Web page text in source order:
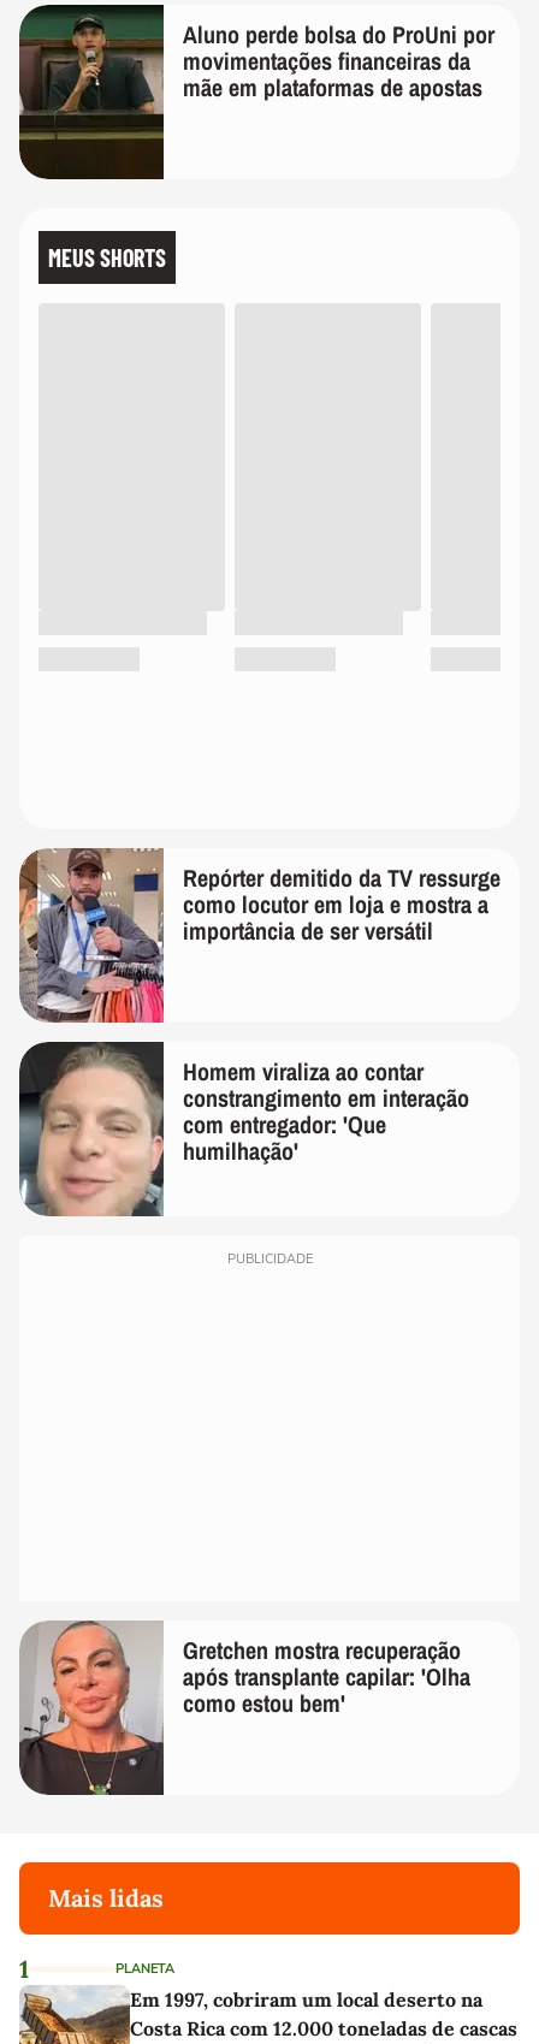
Aluno perde bolsa do ProUni por
movimentações financeiras da
mãe em plataformas de apostas
MEUS SHORTS
Repórter demitido da TV ressurge
como locutor em loja e mostra a
importância de ser versátil
Homem viraliza ao contar
constrangimento em interação
com entregador: 'Que
humilhação'
PUBLICIDADE
Gretchen mostra recuperação
após transplante capilar: 'Olha
como estou bem'
Mais lidas
1 PLANETA
Em 1997, cobriram um local deserto na
Costa Rica com 12.000 toneladas de cascas